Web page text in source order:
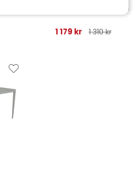
Wilkie fällstol - dusty green
1 179 kr 1 310 kr